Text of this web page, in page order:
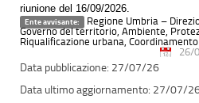
riunione del 16/09/2026.
Ente avvisante: Regione Umbria –
Governo del territorio, Ambiente,
Riqualificazione urbana, Coordinamento
27/07/26
26/
27/07/